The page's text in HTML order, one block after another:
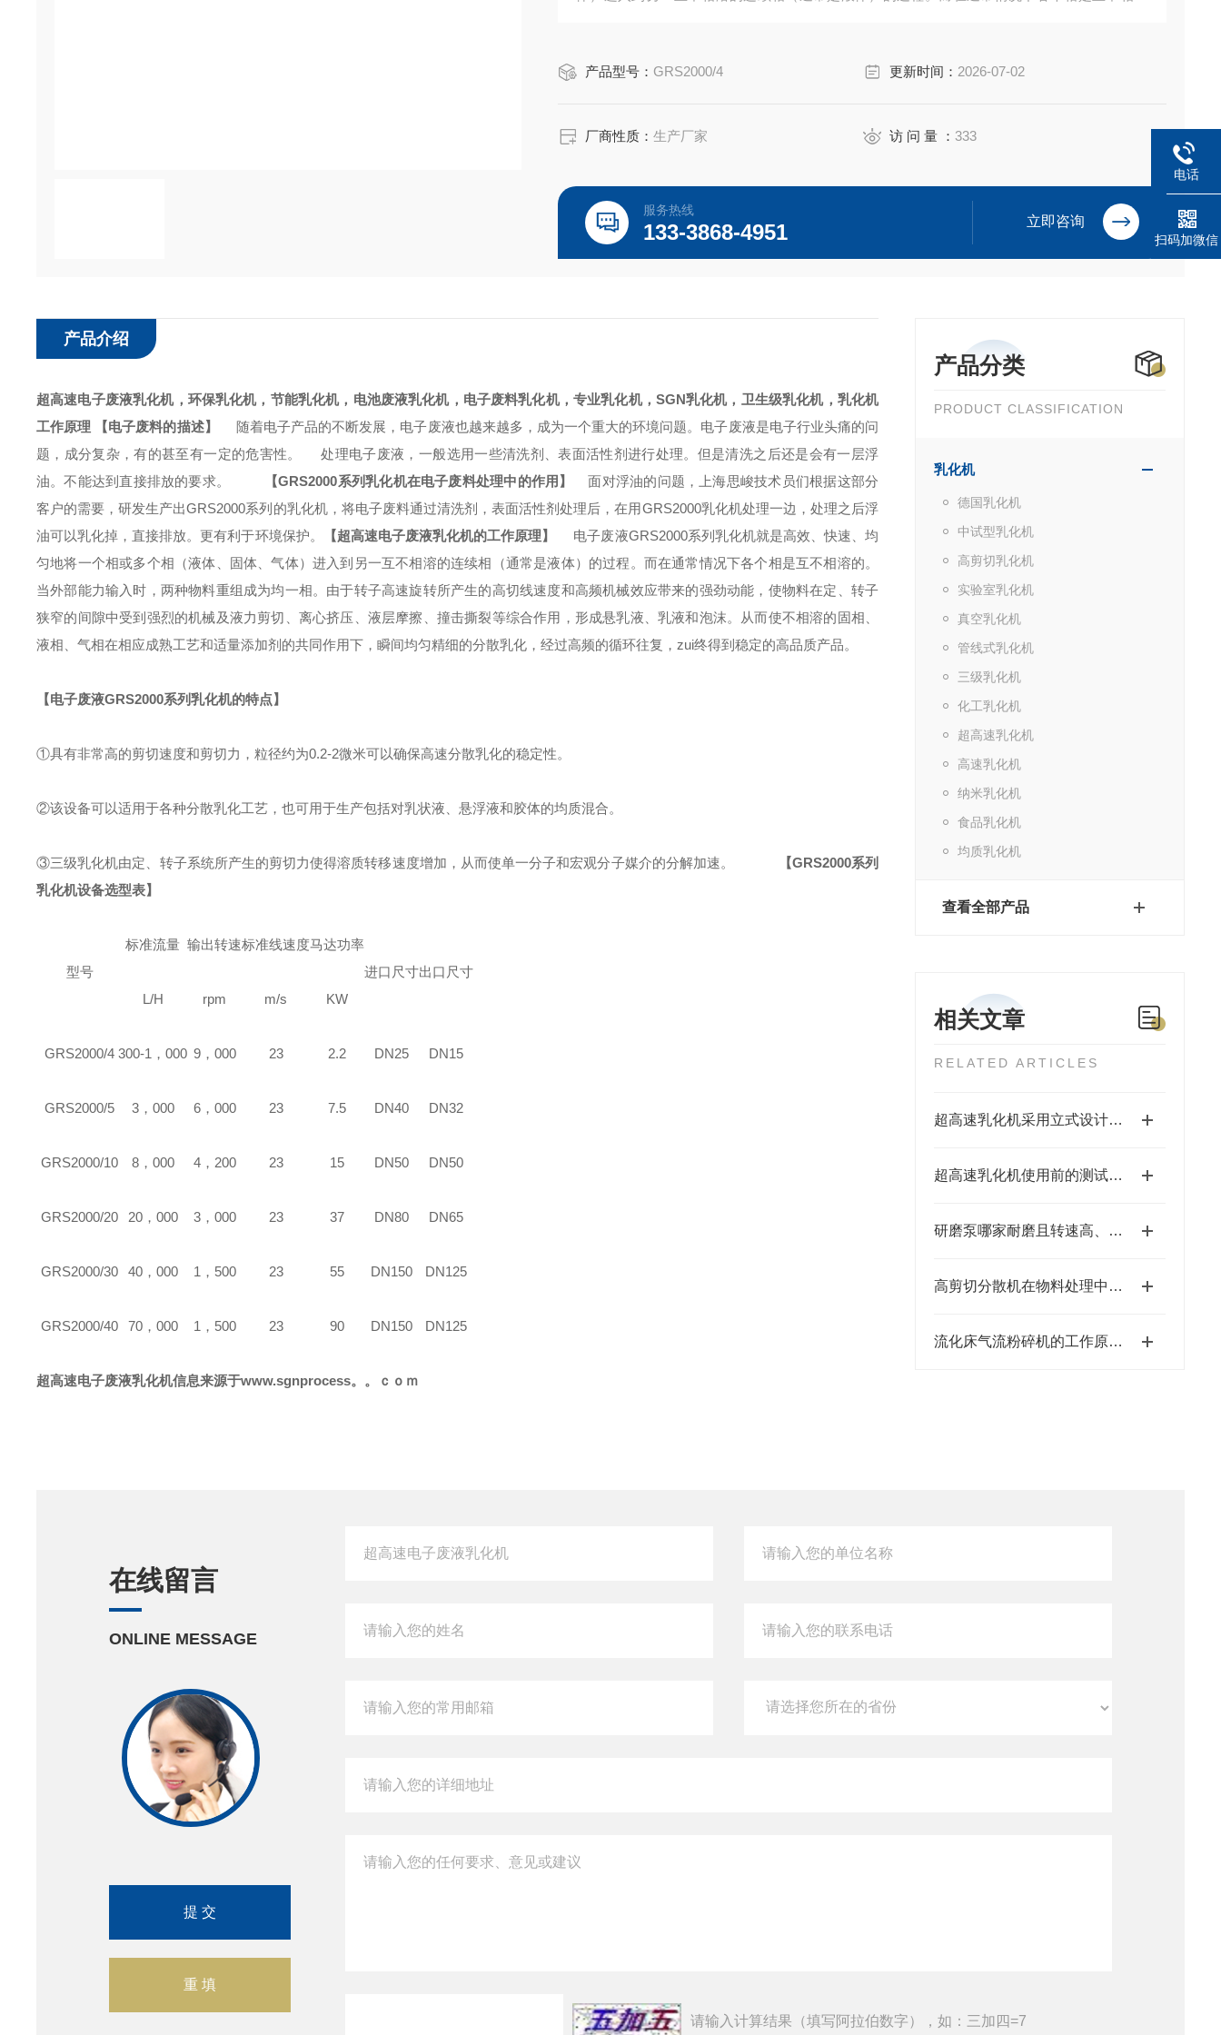
离心挤压、液层摩擦
产品型号： GRS2000/4 更新时间： 2026-07-02
厂商性质：生产厂家 访 问 量 ：333
服务热线
133-3868-4951 立即咨询
产品分类
PRODUCT CLASSIFICATION
乳化机
德国乳化机
中试型乳化机
高剪切乳化机
实验室乳化机
真空乳化机
管线式乳化机
三级乳化机
化工乳化机
超高速乳化机
高速乳化机
纳米乳化机
食品乳化机
均质乳化机
查看全部产品
相关文章
RELATED ARTICLES
超高速乳化机采用立式设计，易于清洗
超高速乳化机使用前的测试运行
研磨泵哪家耐磨且转速高、粒径小、间隙小、精度高、线速度高、剪切力强：江苏思峻为行业解题(附FAQ常见问题解答)
高剪切分散机在物料处理中的工艺优化与应用
流化床气流粉碎机的工作原理及特点
产品介绍
超高速电子废液乳化机，环保乳化机，节能乳化机，电池废液乳化机，电子废料乳化机，专业乳化机， SGN乳化机，卫生级乳化机，乳化机
工作原理 【电子废料的描述】
随着电子产品的不断发展，电子废液也越来越多，成为一个重大的环境问题。电子废液是电子行业头痛的问
题，成分复杂，有的甚至有一定的危害性。
处理电子废液，一般选用一些清洗剂、表面活性剂进行处理。但是清洗之后还是会有一层浮
油。不能达到直接排放的要求。
【GRS2000系列乳化机在电子废料处理中的作用】 面对浮油的问题，上海思峻技术员们根据这部分
客户的需要，研发生产出GRS2000系列的乳化机，将电子废料通过清洗剂，表面活性剂处理后，在用GRS2000乳化机处理一边，处理之后浮
油可以乳化掉，直接排放。更有利于环境保护。
【超高速电子废液乳化机的工作原理】 电子废液GRS2000系列乳化机就是高效、快速、均
匀地将一个相或多个相（液体、固体、气体）进入到另一互不相溶的连续相（通常是液体）的过程。而在通常情况下各个相是互不相溶的。
当外部能力输入时，两种物料重组成为均一相。由于转子高速旋转所产生的高切线速度和高频机械效应带来的强劲动能，使物料在定、转子
狭窄的间隙中受到强烈的机械及液力剪切、离心挤压、液层摩擦、撞击撕裂等综合作用，形成悬乳液、乳液和泡沫。从而使不相溶的固相、
液相、气相在相应成熟工艺和适量添加剂的共同作用下，瞬间均匀精细的分散乳化，经过高频的循环往复，zui终得到稳定的高品质产品。
【电子废液GRS2000系列乳化机的特点】
①具有非常高的剪切速度和剪切力，粒径约为0.2-2微米可以确保高速分散乳化的稳定性。
②该设备可以适用于各种分散乳化工艺，也可用于生产包括对乳状液、悬浮液和胶体的均质混合。
③三级乳化机由定、转子系统所产生的剪切力使得溶质转移速度增加，从而使单一分子和宏观分子媒介的分解加速。 【GRS2000系列
乳化机设备选型表】
型号
标准流量
L/H
输出转速
rpm
标准线速度
m/s
马达功率
KW
进口尺寸出口尺寸
GRS2000/4 300-1，000 9，000 23 2.2 DN25 DN15
GRS2000/5 3，000 6，000 23 7.5 DN40 DN32
GRS2000/10 8，000 4，200 23 15 DN50 DN50
GRS2000/20 20，000 3，000 23 37 DN80 DN65
GRS2000/30 40，000 1，500 23 55 DN150 DN125
GRS2000/40 70，000 1，500 23 90 DN150 DN125
超高速电子废液乳化机信息来源于www.sgnprocess。。ｃｏｍ
在线留言
ONLINE MESSAGE
请输入计算结果（填写阿拉伯数字），如：三加四=7
电话
扫码加微信